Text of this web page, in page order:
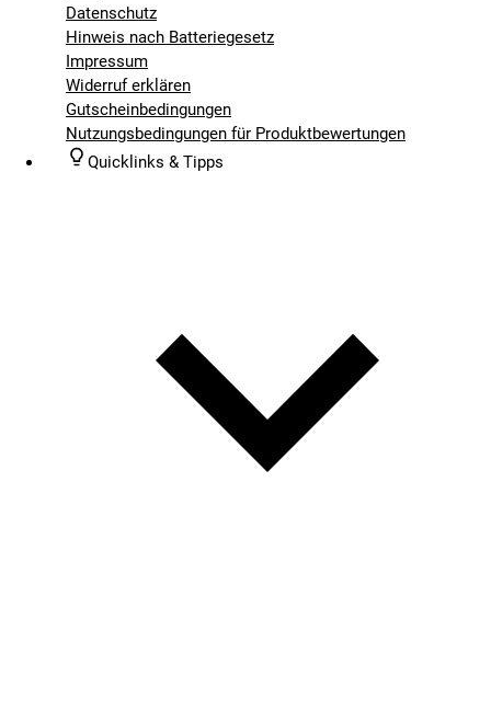
Datenschutz
Hinweis nach Batteriegesetz
Impressum
Widerruf erklären
Gutscheinbedingungen
Nutzungsbedingungen für Produktbewertungen
Quicklinks & Tipps